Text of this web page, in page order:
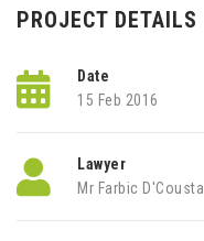
PROJECT DETAILS
Date
15 Feb 2016
Lawyer
Mr Farbic D'Cousta